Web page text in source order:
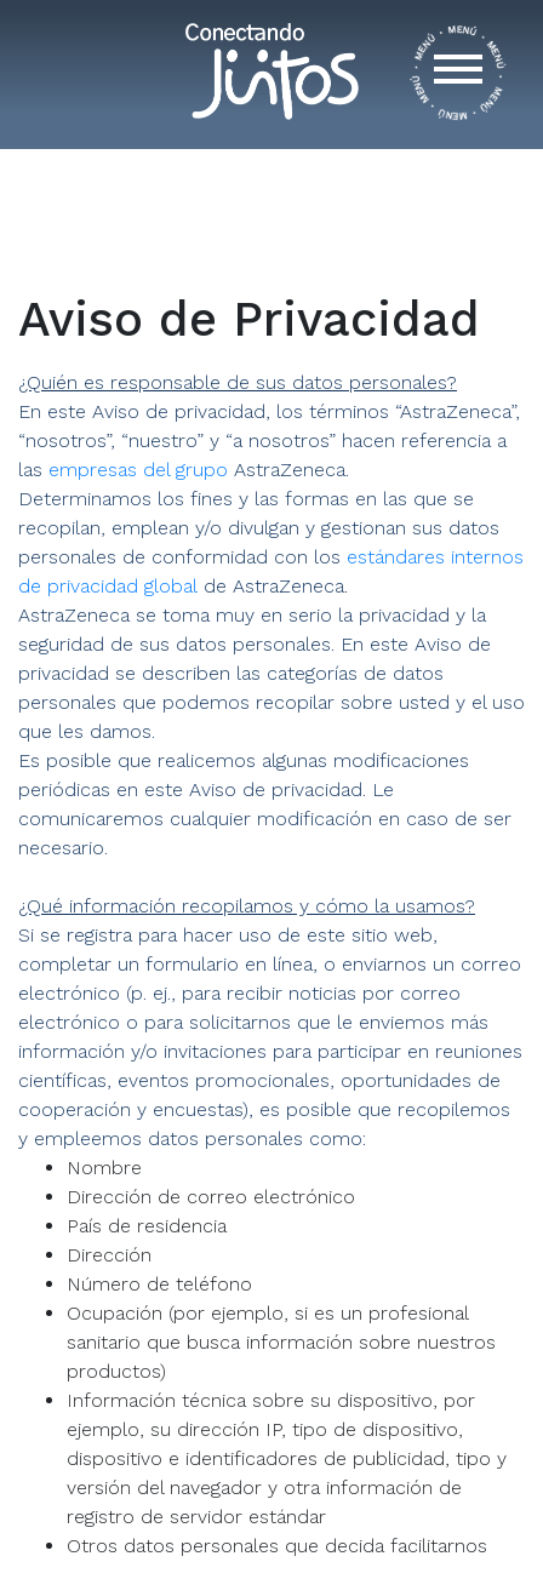
Aviso de Privacidad
¿Quién es responsable de sus datos personales?
En este Aviso de privacidad, los términos “AstraZeneca”,
“nosotros”, “nuestro” y “a nosotros” hacen referencia a
las empresas del grupo AstraZeneca.
Determinamos los fines y las formas en las que se
recopilan, emplean y/o divulgan y gestionan sus datos
personales de conformidad con los estándares internos
de privacidad global de AstraZeneca.
AstraZeneca se toma muy en serio la privacidad y la
seguridad de sus datos personales. En este Aviso de
privacidad se describen las categorías de datos
personales que podemos recopilar sobre usted y el uso
que les damos.
Es posible que realicemos algunas modificaciones
periódicas en este Aviso de privacidad. Le
comunicaremos cualquier modificación en caso de ser
necesario.
¿Qué información recopilamos y cómo la usamos?
Si se registra para hacer uso de este sitio web,
completar un formulario en línea, o enviarnos un correo
electrónico (p. ej., para recibir noticias por correo
electrónico o para solicitarnos que le enviemos más
información y/o invitaciones para participar en reuniones
científicas, eventos promocionales, oportunidades de
cooperación y encuestas), es posible que recopilemos
y empleemos datos personales como:
Nombre
Dirección de correo electrónico
País de residencia
Dirección
Número de teléfono
Ocupación (por ejemplo, si es un profesional
sanitario que busca información sobre nuestros
productos)
Información técnica sobre su dispositivo, por
ejemplo, su dirección IP, tipo de dispositivo,
dispositivo e identificadores de publicidad, tipo y
versión del navegador y otra información de
registro de servidor estándar
Otros datos personales que decida facilitarnos